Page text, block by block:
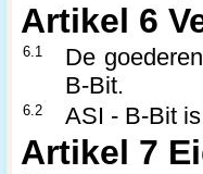
Artikel 6
6.1
De
B-Bit.
6.2 ASI - B-Bit
Artikel 7